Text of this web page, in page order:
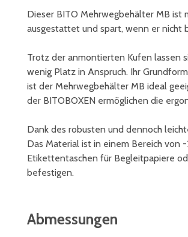
Dieser BITO Mehrwegbehälter MB
ausgestattet und spart, wenn er nicht
Trotz der anmontierten Kufen lassen
wenig Platz in Anspruch. Ihr
ist der Mehrwegbehälter MB ideal
der BITOBOXEN ermöglichen die
Dank des robusten und dennoch
Das Material ist in einem Bereich von
Etikettentaschen für Begleitpapiere
befestigen.
Abmessungen